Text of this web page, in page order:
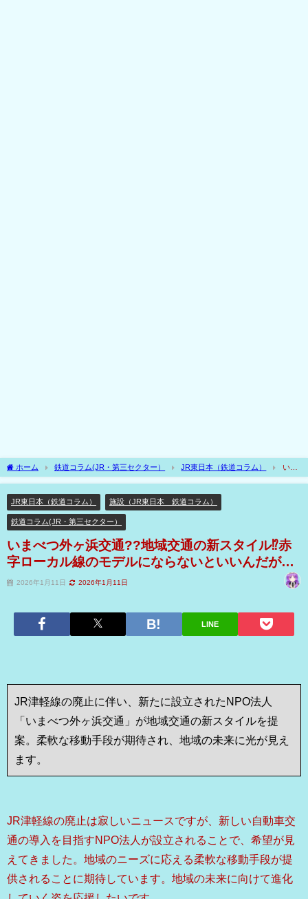
ホーム 鉄道コラム(JR・第三セクター） JR東日本（鉄道コラム）
いま
べつ外ヶ浜交通??地域交通の新スタイル⁉赤字ローカル線のモデルにならないといいん
JR東日本（鉄道コラム）
施設（JR東日本 鉄道コラム）
鉄道コラム(JR・第三セクター）
いまべつ外ヶ浜交通??地域交通の新スタイル⁉赤
字ローカル線のモデルにならないといいんだが…
2026年1月11日 2026年1月11日
LINE
JR津軽線の廃止に伴い、新たに設立されたNPO法人
「いまべつ外ヶ浜交通」が地域交通の新スタイルを提
案。柔軟な移動手段が期待され、地域の未来に光が見え
ます。
JR津軽線の廃止は寂しいニュースですが、新しい自動車交
通の導入を目指すNPO法人が設立されることで、希望が見
えてきました。地域のニーズに応える柔軟な移動手段が提
供されることに期待しています。地域の未来に向けて進化